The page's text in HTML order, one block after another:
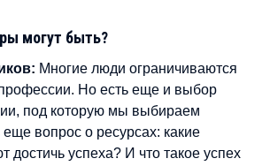
могут быть?
Многие люди ограничиваются
Но есть еще и выбор
под которую мы выбираем
вопрос о ресурсах: какие
достичь успеха? И что такое успех